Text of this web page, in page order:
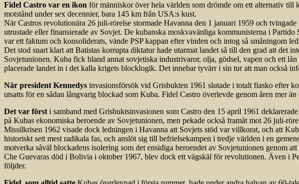
Fidel Castro var en ikon för människor över hela världen som drömde om ett alternativ till
motstånd under sex decennier, bara 145 km från USA:s kust.
När Castros revolutionära 26 juli-rörelse stormade Havanna den 1 januari 1959 och
utrustade eller finansierade av Sovjet. De kubanska moskva­vänliga kommunisterna i
var ett faktum och konsoliderats, vände PSP kappan efter vinden och intog så småningom
Det stod snart klart att Batistas korrupta diktatur hade utarmat landet så till den grad att det
Sovjetunionen. Kuba fick bland annat sovjetiska industrivaror, olja, gödsel, vapen och ett
placerade landet in i det kalla krigets blocklogik. Det innebar tyvärr i sin tur att man också
När president Kennedys invasionsförsök vid Grisbukten 1961 slutade i totalt fiasko efter
utsatts för en sådan långvarig blockad som Kuba. Fidel Castro överlevde genom åren mer
Det var först i samband med Grisbuktsinvasionen som Castro den 15 april 1961
på Kubas ekonomiska beroende av Sovjetunionen, men pekade också framåt mot 26 juli-
Missilkrisen 1962 visade dock ledningen i Havanna att Sovjets stöd var villkorat, och att
historiskt sett mest radikala fas, och anslöt sig till befrielsekampen i tredje världen i en
motverka såväl blockadens isolering som det ensidiga beroendet av Sovjetunionen genom
Che Guevaras död i Bolivia i oktober 1967, blev dock ett vägskäl för revolutionen. Även i
följder.